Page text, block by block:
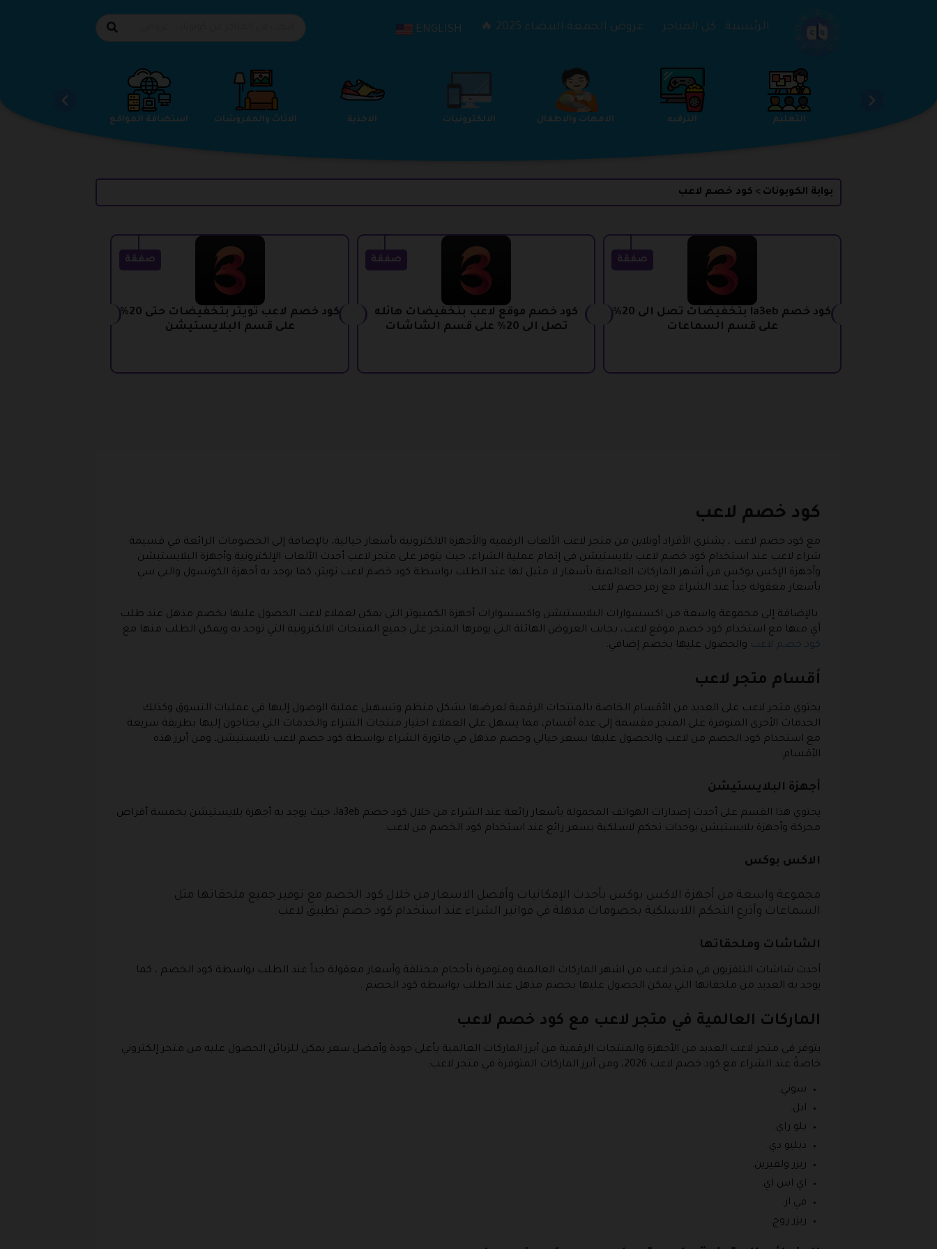
الرئيسية كل المتاجر عروض الجمعة البيضاء 2025 🔥 ENGLISH
استضافة المواقع الاثاث والمفروشات الاحذية الالكترونيات الامهات والاطفال الترفيه التعليم الجمال والعناية الخدمات
بوابة الكوبونات > كود خصم لاعب
صفقة
كود خصم la3eb بتخفيضات تصل الى 20%
على قسم السماعات
صفقة
كود خصم موقع لاعب بنخفيضات هائله
تصل الى 20% على قسم الشاشات
صفقة
كود خصم لاعب تويتر بتخفيضات حتى 20%
على قسم البلايستيشن
كود خصم لاعب
مع كود خصم لاعب ، يشتري الأفراد أونلاين من متجر لاعب الألعاب الرقمية والأجهزة الالكترونية بأسعار خيالية، بالإضافة إلى الخصومات الرائعة في قسيمة
شراء لاعب عند استخدام كود خصم لاعب بلايستيشن في إتمام عملية الشراء، حيث يتوفر على متجر لاعب أحدث الألعاب الإلكترونية وأجهزة البلايستيشن
وأجهزة الإكس بوكس من أشهر الماركات العالمية بأسعار لا مثيل لها عند الطلب بواسطة كود خصم لاعب تويتر، كما يوجد به أجهزة الكونسول والبي سي
بأسعار معقولة جداً عند الشراء مع رمز خصم لاعب.
بالإضافة إلى مجموعة واسعة من اكسسوارات البلايستيشن واكسسوارات أجهزة الكمبيوتر التي يمكن لعملاء لاعب الحصول عليها بخصم مذهل عند طلب
أي منها مع استخدام كود خصم موقع لاعب، بجانب العروض الهائلة التي يوفرها المتجر على جميع المنتجات الالكترونية التي توجد به ويمكن الطلب منها مع
كود خصم لاعب والحصول عليها بخصم إضافي.
أقسام متجر لاعب
يحتوي متجر لاعب على العديد من الأقسام الخاصة بالمنتجات الرقمية لعرضها بشكل منظم وتسهيل عملية الوصول إليها في عمليات التسوق وكذلك
الخدمات الأخرى المتوفرة على المتجر مقسمة إلى عدة أقسام، مما يسهل على العملاء اختيار منتجات الشراء والخدمات التي يحتاجون إليها بطريقة سريعة
مع استخدام كود الخصم من لاعب والحصول عليها بسعر خيالي وخصم مذهل في فاتورة الشراء بواسطة كود خصم لاعب بلايستيشن، ومن أبرز هذه
الأقسام:
أجهزة البلايستيشن
يحتوي هذا القسم على أحدث إصدارات الهواتف المحمولة بأسعار رائعة عند الشراء من خلال كود خصم la3eb، حيث يوجد به أجهزة بلايستيشن بخمسة أقراص
محركة وأجهزة بلايستيشن بوحدات تحكم لاسلكية بسعر رائع عند استخدام كود الخصم من لاعب.
الاكس بوكس
مجموعة واسعة من أجهزة الاكس بوكس بأحدث الإمكانيات وأفضل الاسعار من خلال كود الخصم مع توفير جميع ملحقاتها مثل
السماعات وأذرع التحكم اللاسلكية بخصومات مذهلة في فواتير الشراء عند استخدام كود خصم تطبيق لاعب.
الشاشات وملحقاتها
أحدث شاشات التلفزيون في متجر لاعب من اشهر الماركات العالمية ومتوفرة بأحجام مختلفة وأسعار معقولة جداً عند الطلب بواسطة كود الخصم ، كما
يوجد به العديد من ملحقاتها التي يمكن الحصول عليها بخصم مذهل عند الطلب بواسطة كود الخصم .
الماركات العالمية في متجر لاعب مع كود خصم لاعب
يتوفر في متجر لاعب العديد من الأجهزة والمنتجات الرقمية من أبرز الماركات العالمية بأعلى جودة وأفضل سعر يمكن للزبائن الحصول عليه من متجر إلكتروني
خاصةً عند الشراء مع كود خصم لاعب 2026، ومن أبرز الماركات المتوفرة في متجر لاعب:
سوني.
ابل.
بلو راي.
دبليو دي.
ريزر ولفيرين.
اي اس اي.
في ار.
ريزر روج.